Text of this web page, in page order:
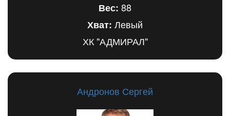
Вес: 88
Хват: Левый
ХК "АДМИРАЛ"
Андронов Сергей